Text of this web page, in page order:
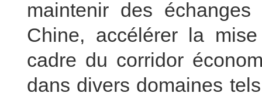
maintenir des
Chine, accélérer la
cadre du corridor
dans divers domaines